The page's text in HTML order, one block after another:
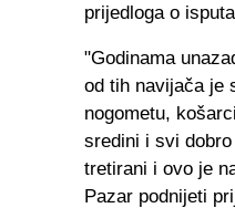
prijedloga o
"Godinama
od tih navijača je
nogometu,
sredini i svi
tretirani i ovo je
Pazar podnijeti